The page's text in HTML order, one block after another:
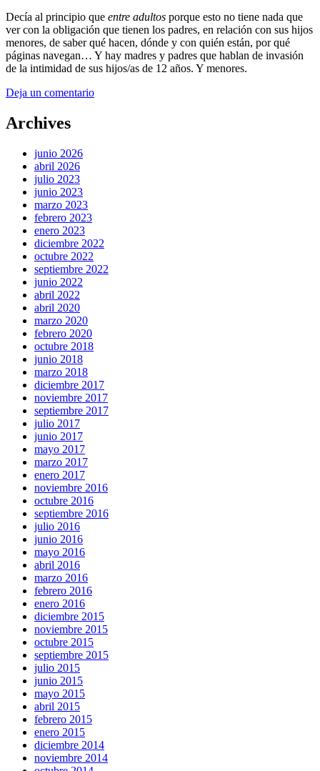
Decía al principio que entre adultos porque esto no tiene nada que
ver con la obligación que tienen los padres, en relación con sus hijos
menores, de saber qué hacen, dónde y con quién están, por qué
páginas navegan… Y hay madres y padres que hablan de invasión
de la intimidad de sus hijos/as de 12 años. Y menores.
Deja un comentario
Archives
junio 2026
abril 2026
julio 2023
junio 2023
marzo 2023
febrero 2023
enero 2023
diciembre 2022
octubre 2022
septiembre 2022
junio 2022
abril 2022
abril 2020
marzo 2020
febrero 2020
octubre 2018
junio 2018
marzo 2018
diciembre 2017
noviembre 2017
septiembre 2017
julio 2017
junio 2017
mayo 2017
marzo 2017
enero 2017
noviembre 2016
octubre 2016
septiembre 2016
julio 2016
junio 2016
mayo 2016
abril 2016
marzo 2016
febrero 2016
enero 2016
diciembre 2015
noviembre 2015
octubre 2015
septiembre 2015
julio 2015
junio 2015
mayo 2015
abril 2015
febrero 2015
enero 2015
diciembre 2014
noviembre 2014